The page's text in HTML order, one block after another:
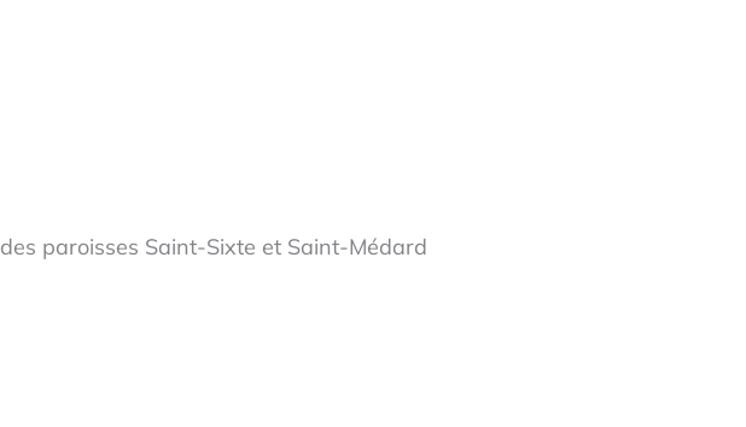
des paroisses Saint-Sixte et Saint-Médard